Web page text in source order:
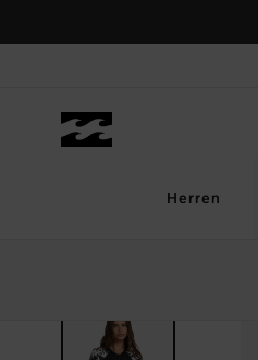
Herren